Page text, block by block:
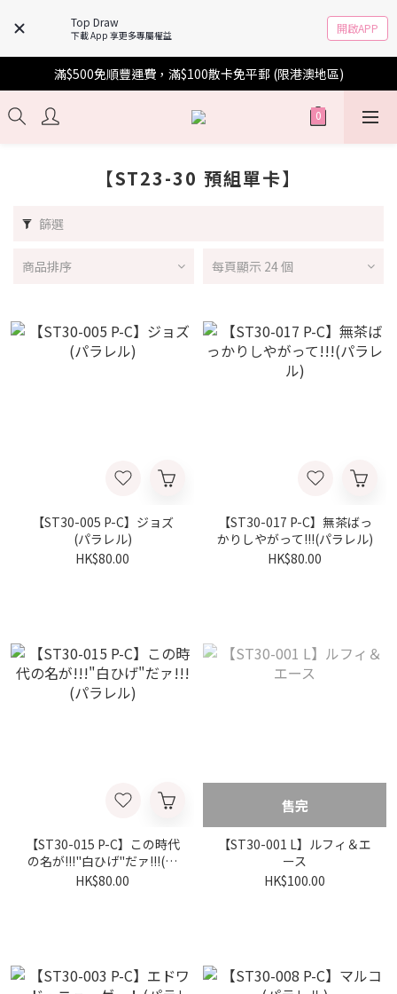
Top Draw
下載 App 享更多專屬權益 開啟APP
滿$500免順豐運費，滿$100散卡免平郵 (限港澳地區)
【ST23-30 預組單卡】
篩選
商品排序 每頁顯示 24 個
【ST30-005 P-C】ジョズ
(パラレル)
HK$80.00
【ST30-017 P-C】無茶ばっ
かりしやがって!!!(パラレル)
HK$80.00
【ST30-015 P-C】この時代
の名が!!!"白ひげ"だァ!!!(パ
ラレル)
HK$80.00
售完
【ST30-001 L】ルフィ＆エ
ース
HK$100.00